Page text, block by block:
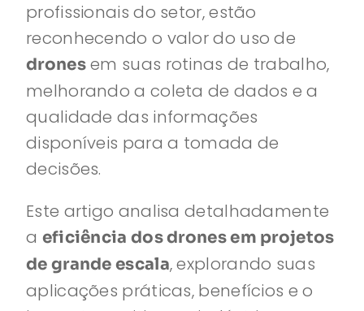
profissionais do setor, estão
reconhecendo o valor do uso de
dronesem suas rotinas de trabalho,
melhorando a coleta de dados e a
qualidade das informações
disponíveis para a tomada de
decisões.
Este artigo analisa detalhadamente
a eficiência dos drones em projetos
de grande escala, explorando suas
aplicações práticas, benefícios e o